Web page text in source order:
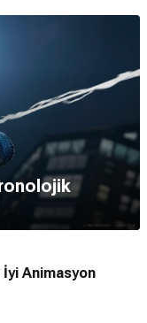
İyi Animasyon